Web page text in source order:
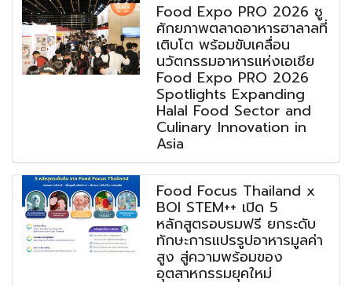
Food Expo PRO 2026 ชู
ศักยภาพตลาดอาหารฮาลาลที่
เติบโต พร้อมขับเคลื่อน
นวัตกรรมอาหารแห่งเอเชีย
Food Expo PRO 2026
Spotlights Expanding
Halal Food Sector and
Culinary Innovation in
Asia
Food Focus Thailand x
BOI STEM++ เปิด 5
หลักสูตรอบรมฟรี ยกระดับ
ทักษะการแปรรูปอาหารมูลค่า
สูง สู่ความพร้อมของ
อุตสาหกรรมยุคใหม่